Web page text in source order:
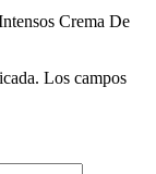
Crema De
Los campos